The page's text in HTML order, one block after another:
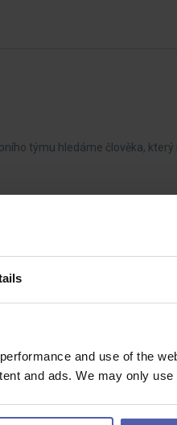
and use of the
and ads. We may only
týmu hledáme člověka,
Škoda Auto a dalšími. Co vás